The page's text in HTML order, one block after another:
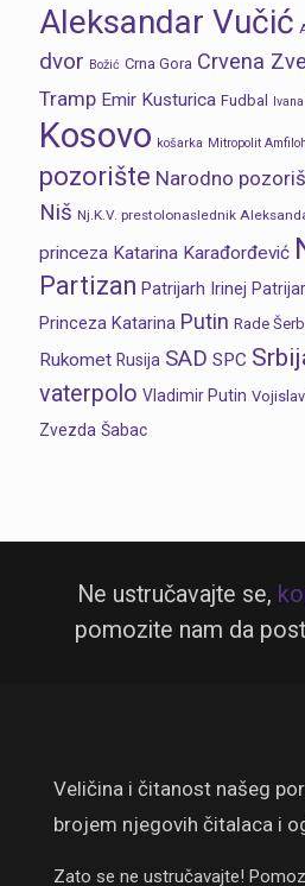
Aleksandar Vučić
dvor Božić Crna Gora Crvena
Tramp Emir Kusturica Fudbal
Kosovo košarka Mitropolit
pozorište Narodno
Niš Nj.K.V. prestolonaslednik
princeza Katarina Karađorđević
Partizan Patrijarh Irinej
Princeza Katarina Putin Rade
Rukomet Rusija SAD SPC
vaterpolo Vladimir Putin
Zvezda Šabac
Ne ustručavajte se,
pomozite nam da
Veličina i čitanost našeg
brojem njegovih čitalaca i
Zato se ne ustručavajte!